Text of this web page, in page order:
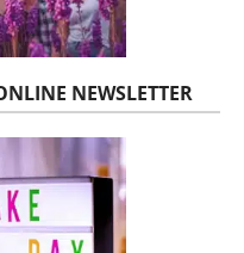
NEWSLETTER